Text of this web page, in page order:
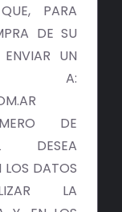
MEDIODICHO
ACTUALIDAD
CONTACTO
PARA
DE SU
UN
A:
DE
DESEA
LOS DATOS
LA